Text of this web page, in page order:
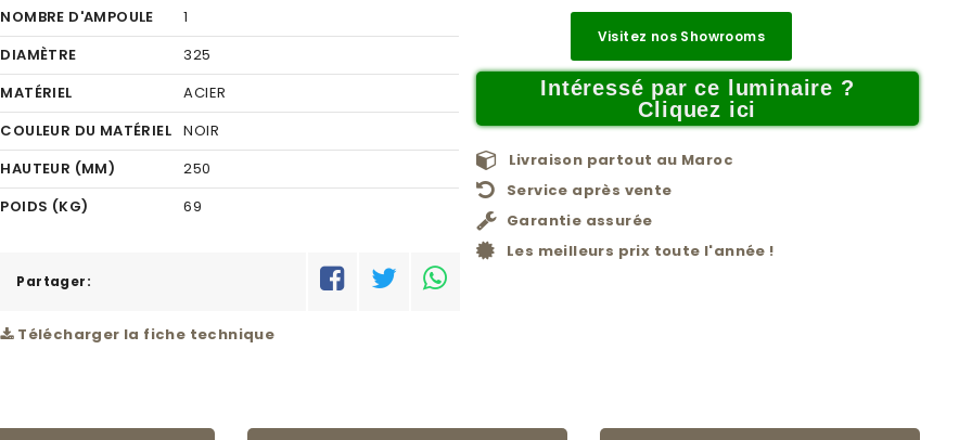
NOMBRE D'AMPOULE
1
DIAMÈTRE
325
MATÉRIEL
ACIER
COULEUR DU MATÉRIEL NOIR
HAUTEUR (MM)
250
POIDS (KG)
69
Partager:
Télécharger la fiche technique
Visitez nos Showrooms
Intéressé par ce luminaire ?
Cliquez ici
Livraison partout au Maroc
Service après vente
Garantie assurée
Les meilleurs prix toute l'année !